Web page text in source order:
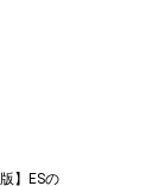
】ESの